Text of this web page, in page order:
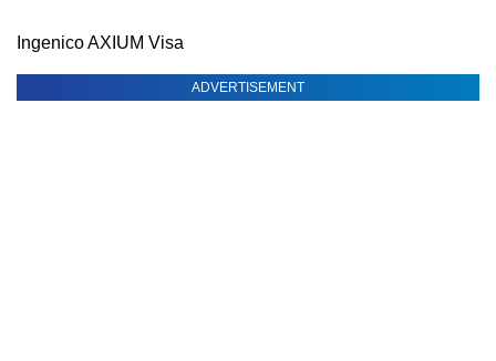
Ingenico AXIUM Visa
ADVERTISEMENT